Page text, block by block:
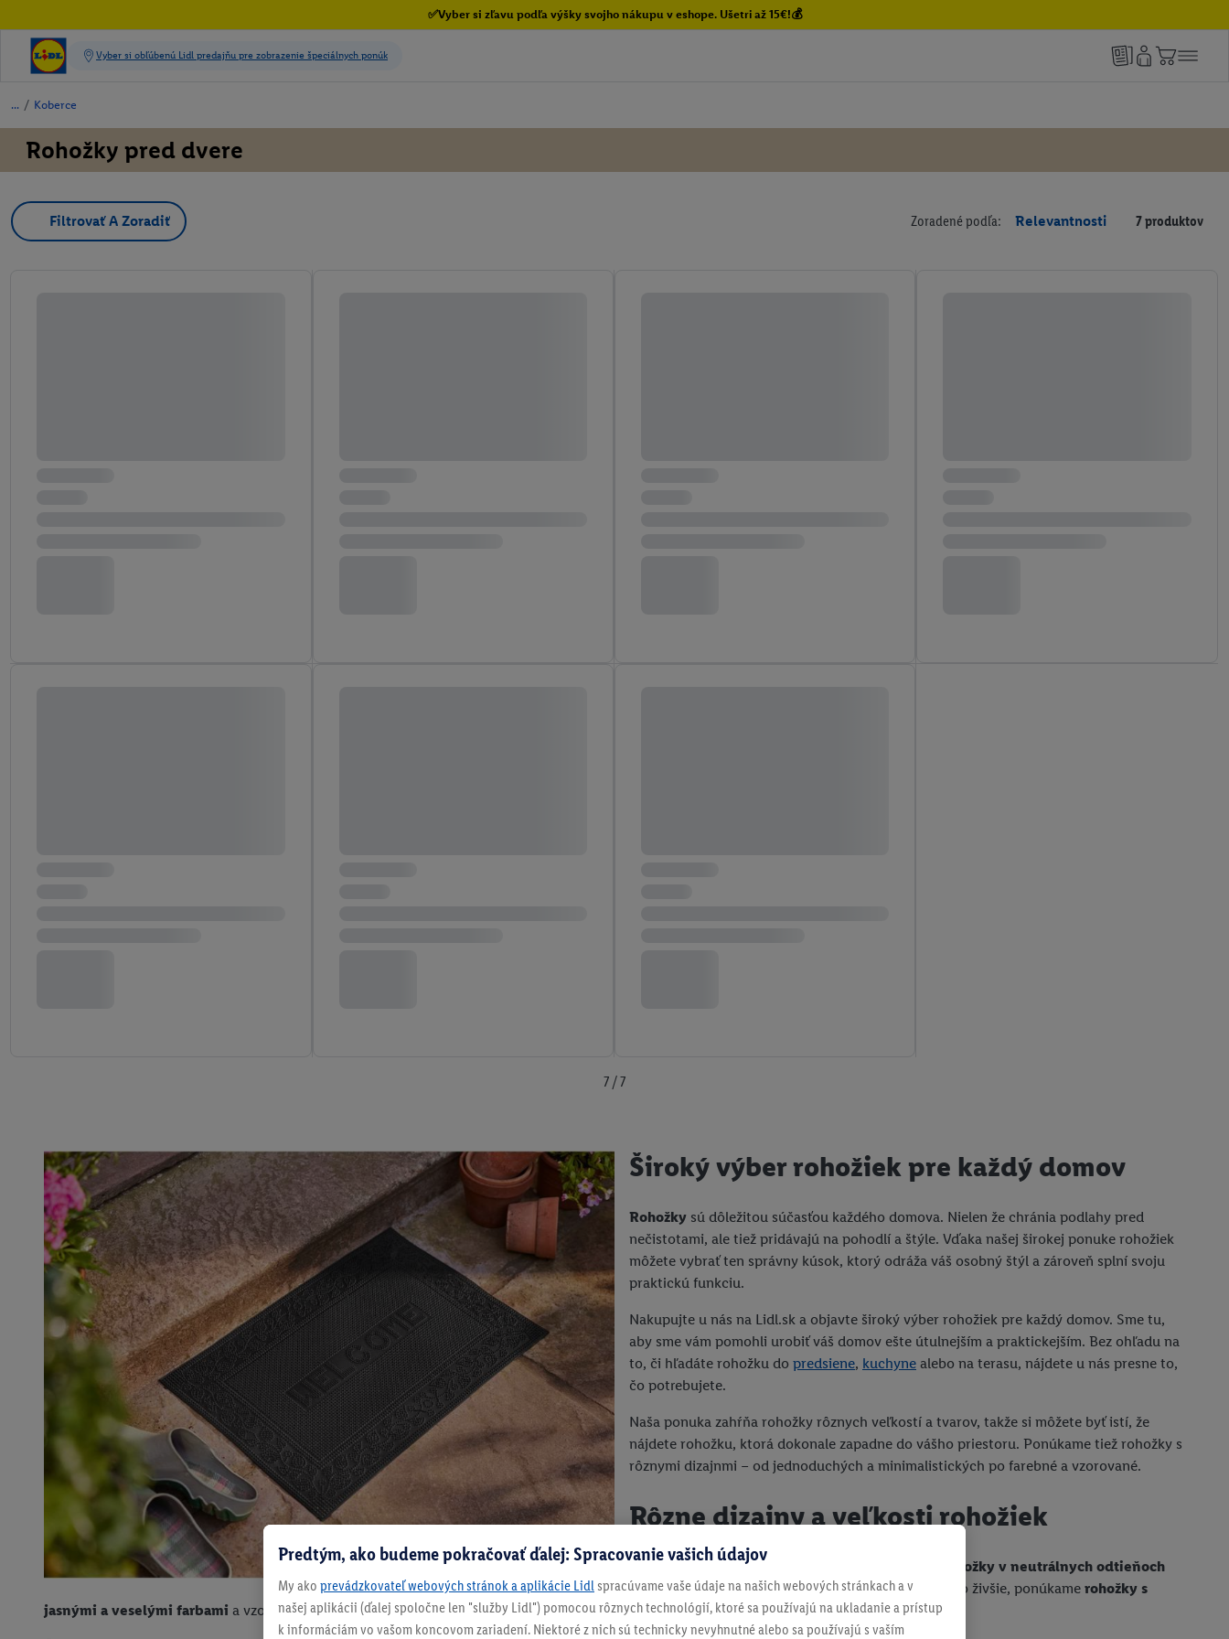
✅Vyber si zľavu podľa výšky svojho nákupu v eshope. Ušetri až 15€!💰
/ Koberce
Rohožky pred dvere
Filtrovať A Zoradiť Zoradené podľa: Relevantnosti 7 produktov
7 / 7
Široký výber rohožiek pre každý domov
Rohožky sú dôležitou súčasťou každého domova. Nielen že chránia podlahy pred
nečistotami, ale tiež pridávajú na pohodlí a štýle. Vďaka našej širokej ponuke rohožiek
môžete vybrať ten správny kúsok, ktorý odráža váš osobný štýl a zároveň splní svoju
praktickú funkciu.
Nakupujte u nás na Lidl.sk a objavte široký výber rohožiek pre každý domov. Sme tu,
aby sme vám pomohli urobiť váš domov ešte útulnejším a praktickejším. Bez ohľadu na
to, či hľadáte rohožku do predsiene, kuchyne alebo na terasu, nájdete u nás presne to,
čo potrebujete.
Naša ponuka zahŕňa rohožky rôznych veľkostí a tvarov, takže si môžete byť istí, že
nájdete rohožku, ktorá dokonale zapadne do vášho priestoru. Ponúkame tiež rohožky s
rôznymi dizajnmi – od jednoduchých a minimalistických po farebné a vzorované.
Rôzne dizajny a veľkosti rohožiek
Ak hľadáte niečo jednoduché a elegantné, máme
rohožky v neutrálnych odtieňoch
ako sú sivá, béžová alebo čierna. Ak preferujete niečo živšie, ponúkame rohožky s
jasnými a veselými farbami a vzormi.
Predtým, ako budeme pokračovať ďalej: Spracovanie vašich údajov
My ako prevádzkovateľ webových stránok a aplikácie Lidl spracúvame vaše údaje na našich webových stránkach a v
našej aplikácii (ďalej spoločne len "služby Lidl") pomocou rôznych technológií, ktoré sa používajú na ukladanie a prístup
k informáciám vo vašom koncovom zariadení. Niektoré z nich sú technicky nevyhnutné alebo sa používajú s vaším